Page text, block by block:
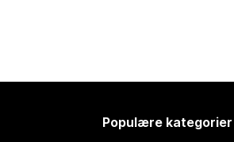
Populære kategorier